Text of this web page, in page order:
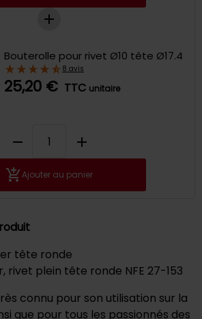
Bouterolle pour rivet Ø10 tête Ø17.4
8 avis
25,20 € TTC unitaire
remove add
Ajouter au panier
tête ronde
rivet plein tête ronde NFE 27-153
connu pour son utilisation sur la
que pour tous les passionnés des